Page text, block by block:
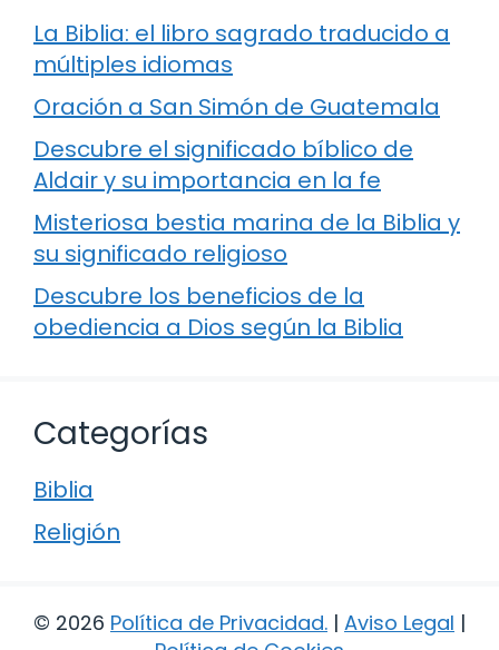
La Biblia: el libro sagrado traducido a
múltiples idiomas
Oración a San Simón de Guatemala
Descubre el significado bíblico de
Aldair y su importancia en la fe
Misteriosa bestia marina de la Biblia y
su significado religioso
Descubre los beneficios de la
obediencia a Dios según la Biblia
Categorías
Biblia
Religión
© 2026 Política de Privacidad. | Aviso Legal |